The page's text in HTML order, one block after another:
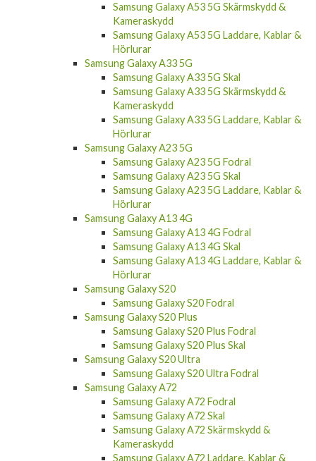
Kameraskydd
Samsung Galaxy A53 5G Laddare, Kablar &
Hörlurar
Samsung Galaxy A33 5G
Samsung Galaxy A33 5G Skal
Samsung Galaxy A33 5G Skärmskydd &
Kameraskydd
Samsung Galaxy A33 5G Laddare, Kablar &
Hörlurar
Samsung Galaxy A23 5G
Samsung Galaxy A23 5G Fodral
Samsung Galaxy A23 5G Skal
Samsung Galaxy A23 5G Laddare, Kablar &
Hörlurar
Samsung Galaxy A13 4G
Samsung Galaxy A13 4G Fodral
Samsung Galaxy A13 4G Skal
Samsung Galaxy A13 4G Laddare, Kablar &
Hörlurar
Samsung Galaxy S20
Samsung Galaxy S20 Fodral
Samsung Galaxy S20 Plus
Samsung Galaxy S20 Plus Fodral
Samsung Galaxy S20 Plus Skal
Samsung Galaxy S20 Ultra
Samsung Galaxy S20 Ultra Fodral
Samsung Galaxy A72
Samsung Galaxy A72 Fodral
Samsung Galaxy A72 Skal
Samsung Galaxy A72 Skärmskydd &
Kameraskydd
Samsung Galaxy A72 Laddare, Kablar &
Hörlurar